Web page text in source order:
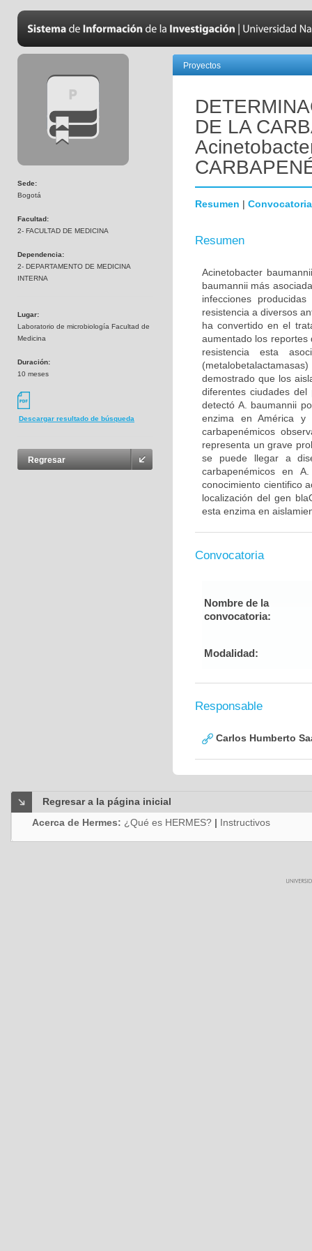
Sede:
Bogotá
Facultad:
2- FACULTAD DE MEDICINA
Dependencia:
2- DEPARTAMENTO DE MEDICINA
INTERNA
Lugar:
Laboratorio de microbiología Facultad de
Medicina
Duración:
10 meses
Descargar resultado de búsqueda
Regresar
Proyectos
DE LA
Resumen | Convocatoria
Resumen
Acinetobacter
baumannii más
infecciones
resistencia a diversos
ha convertido en el
aumentado los reportes
resistencia esta
demostrado que los
diferentes ciudades
detectó A. baumannii
enzima en América
carbapenémicos
representa un grave
se puede llegar a
carbapenémicos en
conocimiento cientifico
localización del gen
esta enzima en
Convocatoria
Nombre de la
convocatoria:
Modalidad:
Responsable
Carlos Humberto
Regresar a la página inicial
Acerca de Hermes: ¿Qué es HERMES? | Instructivos